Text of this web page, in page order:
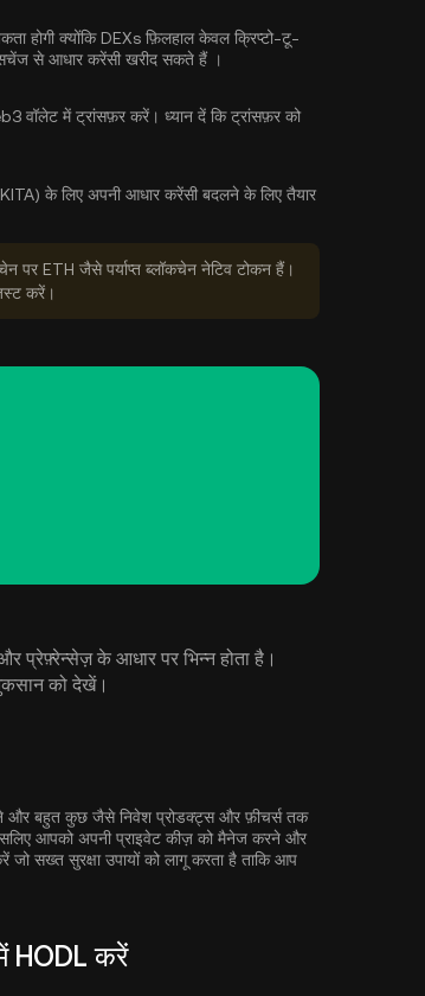
होगी क्योंकि DEXs फ़िलहाल केवल क्रिप्टो-टू-
सेआधार करेंसी खरीद सकते हैं ।
वॉलेट में ट्रांसफ़र करें। ध्यान दें कि ट्रांसफ़र को
के लिए अपनी आधार करेंसी बदलने के लिए तैयार
पर ETH जैसे पर्याप्त ब्लॉकचेन नेटिव टोकन हैं।
करें।
के आधार पर भिन्न होता है।
को देखें।
और बहुत कुछ जैसे निवेश प्रोडक्ट्स और फ़ीचर्स तक
आपको अपनी प्राइवेट कीज़ को मैनेज करने और
सख्त सुरक्षा उपायों को लागू करता है ताकि आप
HODL करें